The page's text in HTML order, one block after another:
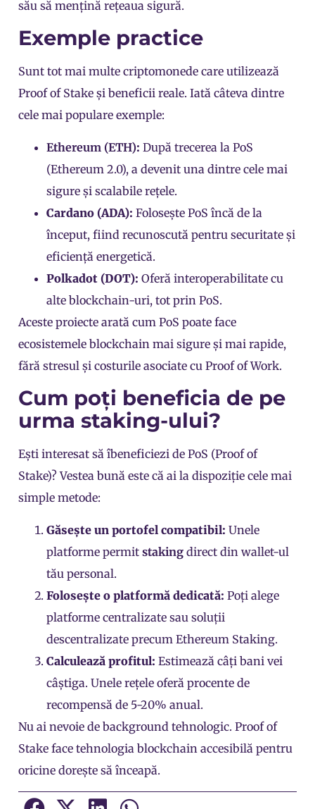
său să mențină rețeaua sigură.
Exemple practice
Sunt tot mai multe criptomonede care utilizează
Proof of Stake și beneficii reale. Iată câteva dintre
cele mai populare exemple:
Ethereum (ETH): După trecerea la PoS
(Ethereum 2.0), a devenit una dintre cele mai
sigure și scalabile rețele.
Cardano (ADA): Folosește PoS încă de la
început, fiind recunoscută pentru securitate și
eficiență energetică.
Polkadot (DOT): Oferă interoperabilitate cu
alte blockchain-uri, tot prin PoS.
Aceste proiecte arată cum PoS poate face
ecosistemele blockchain mai sigure și mai rapide,
fără stresul și costurile asociate cu Proof of Work.
Cum poți beneficia de pe
urma staking-ului?
Ești interesat să îbeneficiezi de PoS (Proof of
Stake)? Vestea bună este că ai la dispoziție cele mai
simple metode:
Găsește un portofel compatibil: Unele
platforme permit staking direct din wallet-ul
tău personal.
Folosește o platformă dedicată: Poți alege
platforme centralizate sau soluții
descentralizate precum Ethereum Staking.
Calculează profitul: Estimează câți bani vei
câștiga. Unele rețele oferă procente de
recompensă de 5-20% anual.
Nu ai nevoie de background tehnologic. Proof of
Stake face tehnologia blockchain accesibilă pentru
oricine dorește să înceapă.